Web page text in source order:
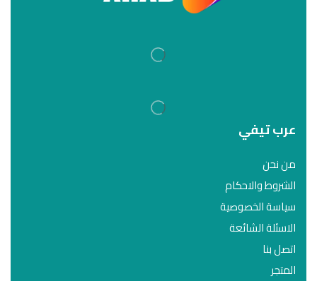
عرب تيفي
من نحن
الشروط والاحكام
سياسة الخصوصية
الاسئلة الشائعة
اتصل بنا
المتجر